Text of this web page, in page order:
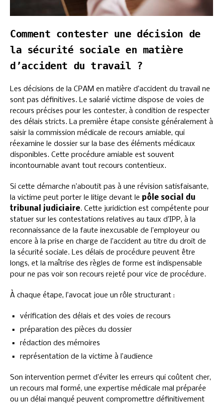
Comment contester une décision de
la sécurité sociale en matière
d’accident du travail ?
Les décisions de la CPAM en matière d’accident du travail ne
sont pas définitives. Le salarié victime dispose de voies de
recours précises pour les contester, à condition de respecter
des délais stricts. La première étape consiste généralement à
saisir la commission médicale de recours amiable, qui
réexamine le dossier sur la base des éléments médicaux
disponibles. Cette procédure amiable est souvent
incontournable avant tout recours contentieux.
Si cette démarche n’aboutit pas à une révision satisfaisante,
la victime peut porter le litige devant le pôle social du
tribunal judiciaire. Cette juridiction est compétente pour
statuer sur les contestations relatives au taux d’IPP, à la
reconnaissance de la faute inexcusable de l’employeur ou
encore à la prise en charge de l’accident au titre du droit de
la sécurité sociale. Les délais de procédure peuvent être
longs, et la maîtrise des règles de forme est indispensable
pour ne pas voir son recours rejeté pour vice de procédure.
À chaque étape, l’avocat joue un rôle structurant :
vérification des délais et des voies de recours
préparation des pièces du dossier
rédaction des mémoires
représentation de la victime à l’audience
Son intervention permet d’éviter les erreurs qui coûtent cher,
un recours mal formé, une expertise médicale mal préparée
ou un délai manqué peuvent compromettre définitivement